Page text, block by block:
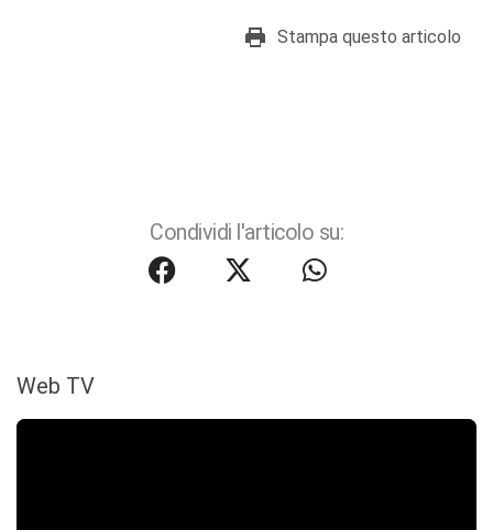
Stampa questo articolo
Condividi l'articolo su:
Web TV